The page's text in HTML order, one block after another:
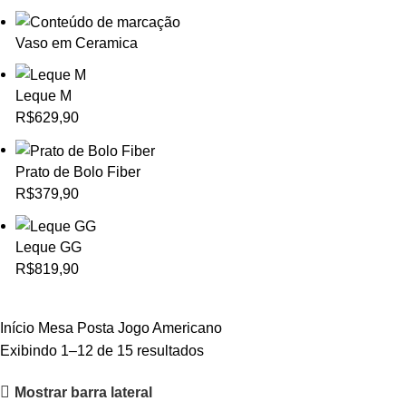
Vaso em Ceramica
Leque M
R$629,90
Prato de Bolo Fiber
R$379,90
Leque GG
R$819,90
Início Mesa Posta Jogo Americano
Exibindo 1–12 de 15 resultados
Mostrar barra lateral